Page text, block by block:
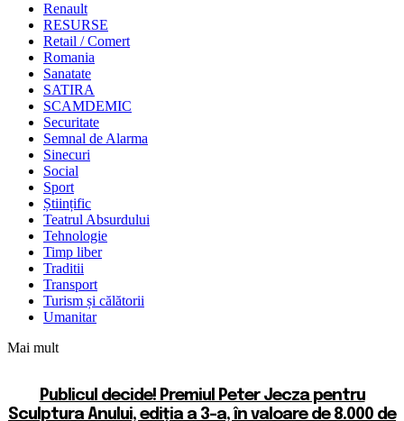
Renault
RESURSE
Retail / Comert
Romania
Sanatate
SATIRA
SCAMDEMIC
Securitate
Semnal de Alarma
Sinecuri
Social
Sport
Științific
Teatrul Absurdului
Tehnologie
Timp liber
Traditii
Transport
Turism și călătorii
Umanitar
Mai mult
Publicul decide! Premiul Peter Jecza pentru
Sculptura Anului, ediția a 3-a, în valoare de 8.000 de